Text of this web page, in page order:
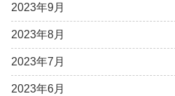
2023年9月
2023年8月
2023年7月
2023年6月